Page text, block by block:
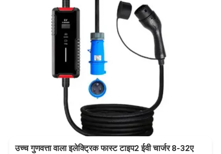
उच्च गुणवत्ता वाला इलेक्ट्रिक फास्ट टाइप2 ईवी चार्जर 8-32ए